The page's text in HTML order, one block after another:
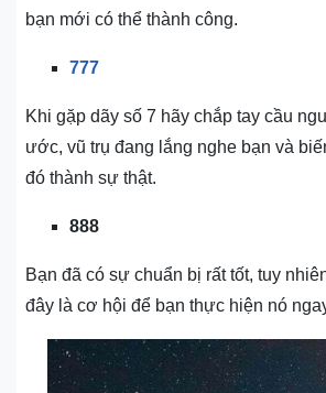
bạn mới có thể thành công.
777
Khi gặp dãy số 7 hãy chắp tay cầu
ước, vũ trụ đang lắng nghe bạn và
đó thành sự thật.
888
Bạn đã có sự chuẩn bị rất tốt, tuy
đây là cơ hội để bạn thực hiện nó